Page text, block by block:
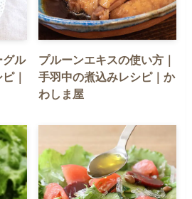
グル
｜
プルーンエキスの使い方｜
手羽中の煮込みレシピ｜か
わしま屋